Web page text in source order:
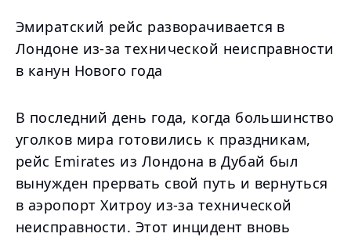
Эмиратский рейс разворачивается в
Лондоне из-за технической неисправности
в канун Нового года
В последний день года, когда большинство
уголков мира готовились к праздникам,
рейс Emirates из Лондона в Дубай был
вынужден прервать свой путь и вернуться
в аэропорт Хитроу из-за технической
неисправности. Этот инцидент вновь